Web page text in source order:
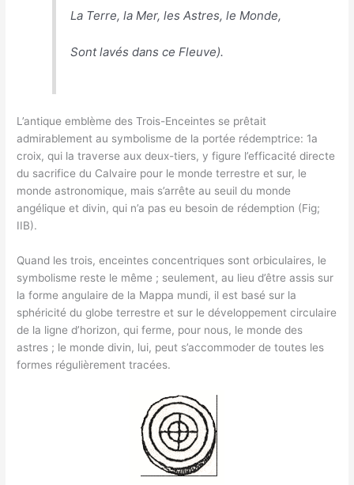
La Terre, la Mer, les Astres, le Monde,
Sont lavés dans ce Fleuve).
L’antique emblème des Trois-Enceintes se prêtait
admirablement au symbolisme de la portée rédemptrice: 1a
croix, qui la traverse aux deux-tiers, y figure l’efficacité directe
du sacrifice du Calvaire pour le monde terrestre et sur, le
monde astronomique, mais s’arrête au seuil du monde
angélique et divin, qui n’a pas eu besoin de rédemption (Fig;
IIB).
Quand les trois, enceintes concentriques sont orbiculaires, le
symbolisme reste le même ; seulement, au lieu d’être assis sur
la forme angulaire de la Mappa mundi, il est basé sur la
sphéricité du globe terrestre et sur le développement circulaire
de la ligne d’horizon, qui ferme, pour nous, le monde des
astres ; le monde divin, lui, peut s’accommoder de toutes les
formes régulièrement tracées.